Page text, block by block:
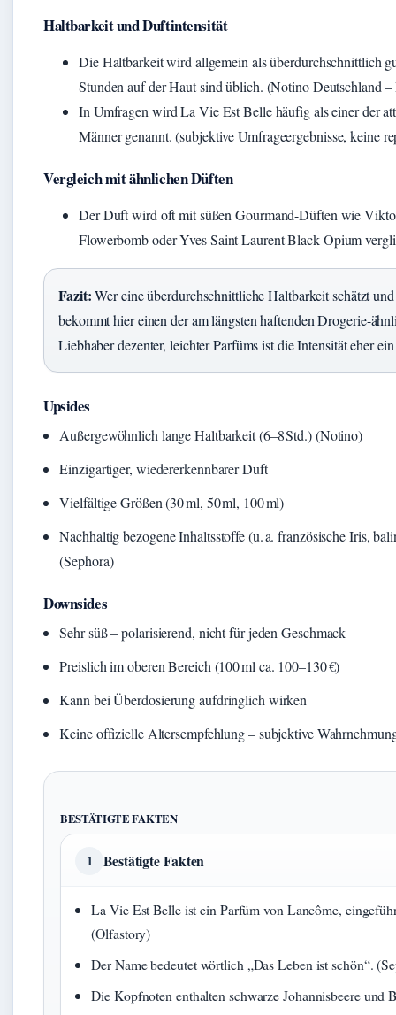
Haltbarkeit und Duftintensität
Die Haltbarkeit wird allgemein als überdurchschnittlich
Stunden auf der Haut sind üblich. (Notino Deutschland
In Umfragen wird La Vie Est Belle häufig als einer der
Männer genannt. (subjektive Umfrageergebnisse, keine
Vergleich mit ähnlichen Düften
Der Duft wird oft mit süßen Gourmand-Düften wie
Flowerbomb oder Yves Saint Laurent Black Opium
Fazit:Wer eine überdurchschnittliche Haltbarkeit schätzt
bekommt hier einen der am längsten haftenden Drogerie-
Liebhaber dezenter, leichter Parfüms ist die Intensität eher
Upsides
Außergewöhnlich lange Haltbarkeit (6–8 Std.) (Notino)
Einzigartiger, wiedererkennbarer Duft
Vielfältige Größen (30 ml, 50 ml, 100 ml)
Nachhaltig bezogene Inhaltsstoffe (u. a. französische Iris,
(Sephora)
Downsides
Sehr süß – polarisierend, nicht für jeden Geschmack
Preislich im oberen Bereich (100 ml ca. 100–130 €)
Kann bei Überdosierung aufdringlich wirken
Keine offizielle Altersempfehlung – subjektive
BESTÄTIGTE FAKTEN
1 Bestätigte Fakten
La Vie Est Belle ist ein Parfüm von Lancôme,
(Olfastory)
Der Name bedeutet wörtlich „Das Leben ist schön“.
Die Kopfnoten enthalten schwarze Johannisbeere und